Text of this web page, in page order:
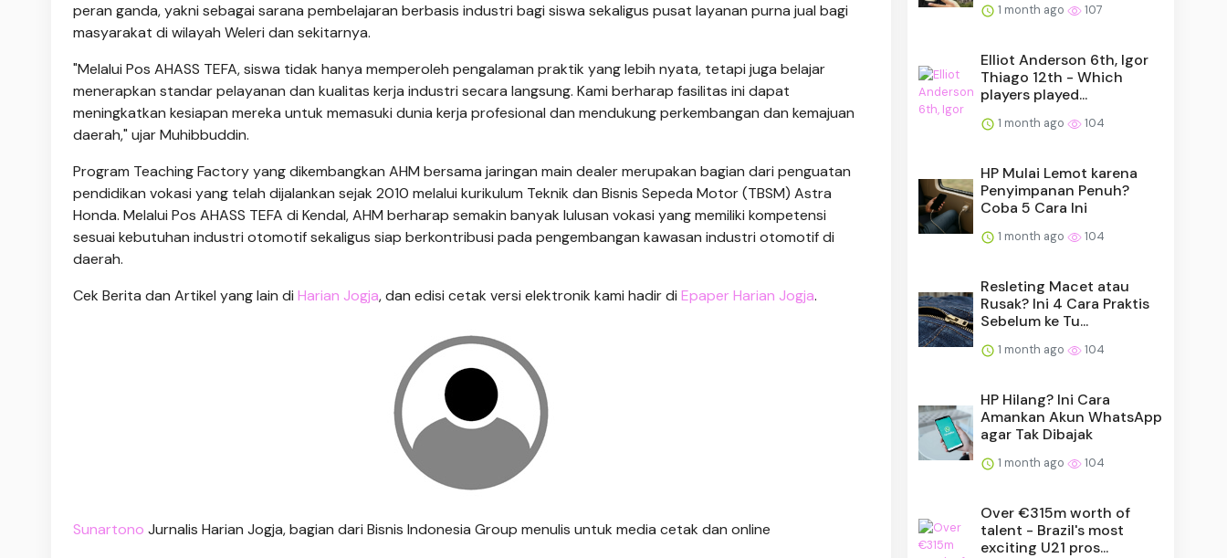
peran ganda, yakni sebagai sarana pembelajaran berbasis industri bagi siswa sekaligus pusat layanan purna jual bagi
masyarakat di wilayah Weleri dan sekitarnya.
"Melalui Pos AHASS TEFA, siswa tidak hanya memperoleh pengalaman praktik yang lebih nyata, tetapi juga belajar
menerapkan standar pelayanan dan kualitas kerja industri secara langsung. Kami berharap fasilitas ini dapat
meningkatkan kesiapan mereka untuk memasuki dunia kerja profesional dan mendukung perkembangan dan kemajuan
daerah," ujar Muhibbuddin.
Program Teaching Factory yang dikembangkan AHM bersama jaringan main dealer merupakan bagian dari penguatan
pendidikan vokasi yang telah dijalankan sejak 2010 melalui kurikulum Teknik dan Bisnis Sepeda Motor (TBSM) Astra
Honda. Melalui Pos AHASS TEFA di Kendal, AHM berharap semakin banyak lulusan vokasi yang memiliki kompetensi
sesuai kebutuhan industri otomotif sekaligus siap berkontribusi pada pengembangan kawasan industri otomotif di
daerah.
Cek Berita dan Artikel yang lain di Harian Jogja, dan edisi cetak versi elektronik kami hadir di Epaper Harian Jogja.
Sunartono Jurnalis Harian Jogja, bagian dari Bisnis Indonesia Group menulis untuk media cetak dan online
1 month ago 107
Elliot Anderson 6th, Igor
Thiago 12th - Which
players played...
1 month ago 104
HP Mulai Lemot karena
Penyimpanan Penuh?
Coba 5 Cara Ini
1 month ago 104
Resleting Macet atau
Rusak? Ini 4 Cara Praktis
Sebelum ke Tu...
1 month ago 104
HP Hilang? Ini Cara
Amankan Akun WhatsApp
agar Tak Dibajak
1 month ago 104
Over €315m worth of
talent - Brazil's most
exciting U21 pros...